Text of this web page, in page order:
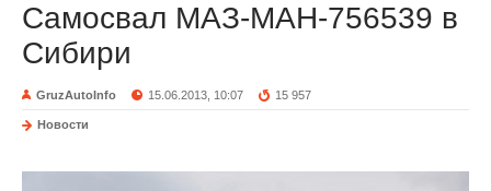
Самосвал МАЗ-МАН-756539 в
Сибири
GruzAutoInfo 15.06.2013, 10:07 15 957
Новости